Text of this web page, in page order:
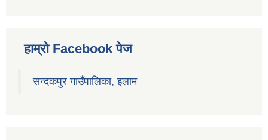
हाम्रो Facebook पेज
सन्दकपुर गाउँपालिका, इलाम